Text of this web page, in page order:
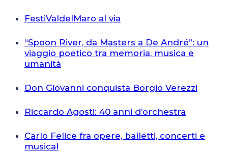
FestiValdelMaro al via
“Spoon River, da Masters a De André”: un
viaggio poetico tra memoria, musica e
umanità
Don Giovanni conquista Borgio Verezzi
Riccardo Agosti: 40 anni d’orchestra
Carlo Felice fra opere, balletti, concerti e
musical